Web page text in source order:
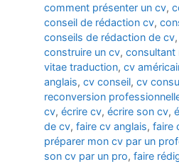
comment présenter un cv,
conseil de rédaction cv,
conseils de rédaction de cv,
construire un cv, consultant
vitae traduction, cv
anglais, cv conseil, cv
reconversion
cv, écrire cv, écrire son cv,
de cv, faire cv anglais, faire
préparer mon cv par un
son cv par un pro, faire